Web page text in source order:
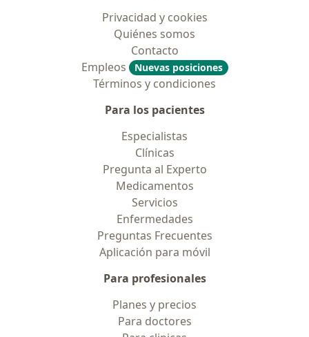
Privacidad y cookies
Quiénes somos
Contacto
Empleos
Nuevas posiciones
Términos y condiciones
Para los pacientes
Especialistas
Clínicas
Pregunta al Experto
Medicamentos
Servicios
Enfermedades
Preguntas Frecuentes
Aplicación para móvil
Para profesionales
Planes y precios
Para doctores